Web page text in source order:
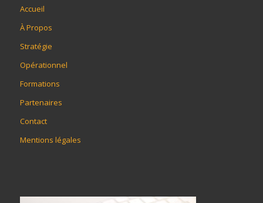
Accueil
À Propos
Stratégie
Opérationnel
Formations
Partenaires
Contact
Mentions légales